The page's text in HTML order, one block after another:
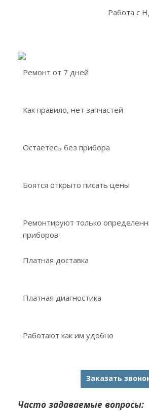
Работа с
Ремонт от 7 дней
Как правило, нет запчастей
Остаетесь без прибора
Боятся открыто писать цены
Ремонтируют только
приборов
Платная доставка
Платная диагностика
Работают как им удобно
Заказать
Часто задаваемые вопросы: